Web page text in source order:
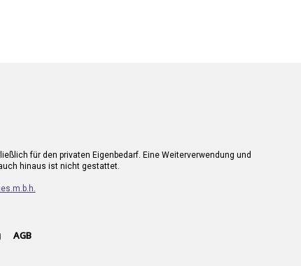
für den privaten Eigenbedarf. Eine Weiterverwendung und
hinaus ist nicht gestattet.
AGB